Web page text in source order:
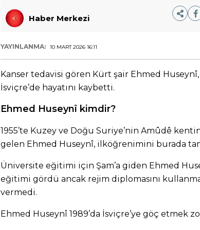
Haber Merkezi
YAYINLANMA: 10 MART 2026 16:11
Kanser tedavisi gören Kürt şair Ehmed
İsviçre’de hayatını kaybetti.
Ehmed Huseynî kimdir?
1955’te Kuzey ve Doğu Suriye’nin Amûdê
gelen Ehmed Huseynî, ilköğrenimini burada
Üniversite eğitimi için Şam’a giden Ehmed
eğitimi gördü ancak rejim diplomasını
vermedi.
Ehmed Huseynî 1989’da İsviçre’ye göç etmek